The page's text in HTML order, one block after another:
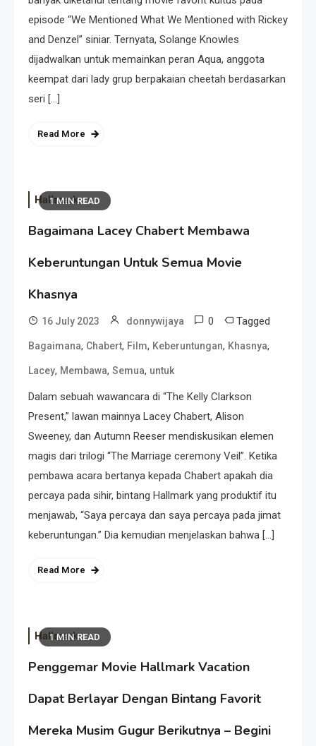
episode “We Mentioned What We Mentioned with Rickey
and Denzel” siniar. Ternyata, Solange Knowles
dijadwalkan untuk memainkan peran Aqua, anggota
keempat dari lady grup berpakaian cheetah berdasarkan
seri […]
Read More
1 MIN READ
Hallmark
Bagaimana Lacey Chabert Membawa
Keberuntungan Untuk Semua Movie
Khasnya
16 July 2023 donnywijaya 0 Tagged
Bagaimana, Chabert, Film, Keberuntungan, Khasnya,
Lacey, Membawa, Semua, untuk
Dalam sebuah wawancara di “The Kelly Clarkson
Present,” lawan mainnya Lacey Chabert, Alison
Sweeney, dan Autumn Reeser mendiskusikan elemen
magis dari trilogi “The Marriage ceremony Veil”. Ketika
pembawa acara bertanya kepada Chabert apakah dia
percaya pada sihir, bintang Hallmark yang produktif itu
menjawab, “Saya percaya dan saya percaya pada jimat
keberuntungan.” Dia kemudian menjelaskan bahwa […]
Read More
1 MIN READ
Hallmark
Penggemar Movie Hallmark Vacation
Dapat Berlayar Dengan Bintang Favorit
Mereka Musim Gugur Berikutnya – Begini